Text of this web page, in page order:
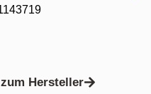
Hersteller